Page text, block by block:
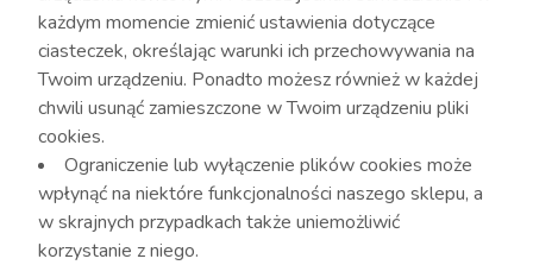
każdym momencie zmienić ustawienia dotyczące
ciasteczek, określając warunki ich przechowywania na
Twoim urządzeniu. Ponadto możesz również w każdej
chwili usunąć zamieszczone w Twoim urządzeniu pliki
cookies.
Ograniczenie lub wyłączenie plików cookies może
wpłynąć na niektóre funkcjonalności naszego sklepu, a
w skrajnych przypadkach także uniemożliwić
korzystanie z niego.